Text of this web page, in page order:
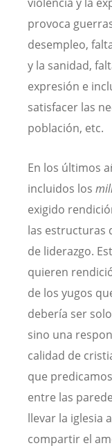
provoca
desempleo,
y la sanidad,
expresión e
satisfacer las
población, etc.
En los últimos
incluidos los
exigido
las estructuras
de liderazgo.
quieren
de los yugos
debería ser
sino una
calidad de
que
entre las
llevar la iglesia
compartir el